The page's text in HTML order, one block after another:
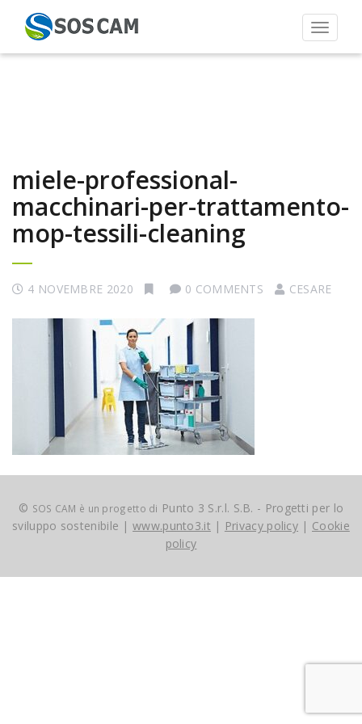
Toggle
miele-professional-
macchinari-per-trattamento-
mop-tessili-cleaning
4 NOVEMBRE 2020 0 COMMENTS CESARE
© SOS CAM è un progetto di Punto 3 S.r.l. S.B. - Progetti per lo
sviluppo sostenibile |www.punto3.it | Privacy policy | Cookie
policy